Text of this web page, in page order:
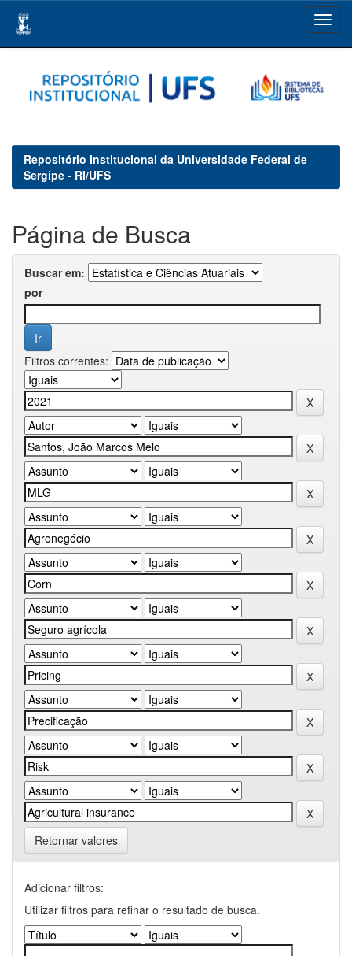
navigation
Repositório Institucional da Universidade Federal de
Sergipe - RI/UFS
Página de Busca
Buscar em:
por
Filtros correntes:
Retornar valores
Adicionar filtros:
Utilizar filtros para refinar o resultado de busca.